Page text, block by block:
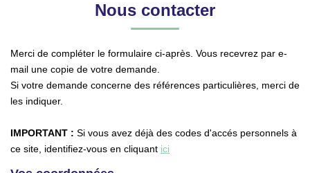
ESTIMER
GESTION LOCATIVE
ON RECRUTE !
Nous contacter
Merci de compléter le formulaire ci-après. Vous recevrez par e-
mail une copie de votre demande.
Si votre demande concerne des références particulières, merci de
les indiquer.
IMPORTANT : Si vous avez déjà des codes d'accés personnels à
ce site, identifiez-vous en cliquant ici